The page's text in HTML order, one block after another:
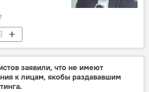
заявили, что не имеют
к лицам, якобы раздававшим